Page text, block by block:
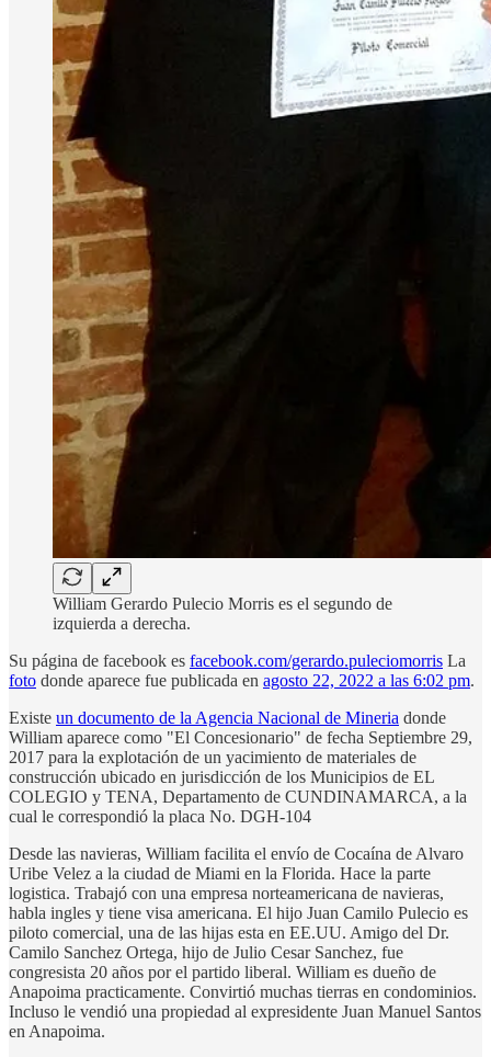
William Gerardo Pulecio Morris es el segundo de
izquierda a derecha.
Su página de facebook es facebook.com/gerardo.puleciomorris La
foto donde aparece fue publicada en agosto 22, 2022 a las 6:02 pm.
Existe un documento de la Agencia Nacional de Mineria donde
William aparece como "El Concesionario" de fecha Septiembre 29,
2017 para la explotación de un yacimiento de materiales de
construcción ubicado en jurisdicción de los Municipios de EL
COLEGIO y TENA, Departamento de CUNDINAMARCA, a la
cual le correspondió la placa No. DGH-104
Desde las navieras, William facilita el envío de Cocaína de Alvaro
Uribe Velez a la ciudad de Miami en la Florida. Hace la parte
logistica. Trabajó con una empresa norteamericana de navieras,
habla ingles y tiene visa americana. El hijo Juan Camilo Pulecio es
piloto comercial, una de las hijas esta en EE.UU. Amigo del Dr.
Camilo Sanchez Ortega, hijo de Julio Cesar Sanchez, fue
congresista 20 años por el partido liberal. William es dueño de
Anapoima practicamente. Convirtió muchas tierras en condominios.
Incluso le vendió una propiedad al expresidente Juan Manuel Santos
en Anapoima.